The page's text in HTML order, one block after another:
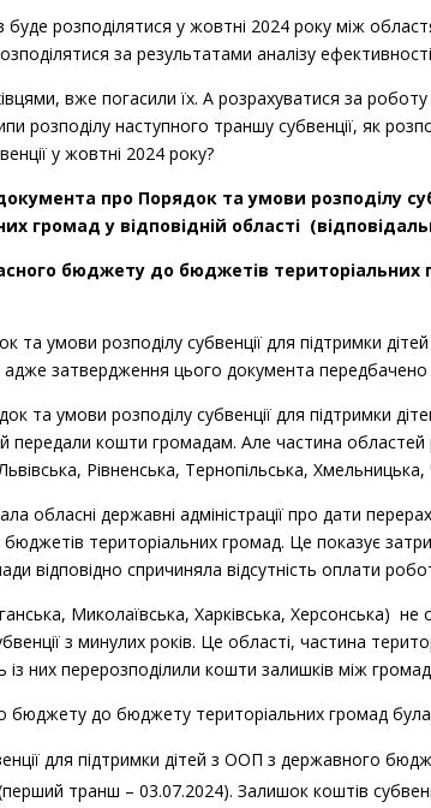
громада
Невиплата коштів за
громада
Невиплата заробітної плати
Невиплата заробітної плати
громада
міська громада
Відсутність оплати за
розподілятися у жовтні 2024 року між
за результатами аналізу
вже погасили їх. А розрахуватися за
розподілу наступного траншу субвенції, як
у жовтні 2024 року?
про Порядок та умови розподілу
у відповідній області
бюджету до бюджетів територіальних
та умови розподілу субвенції для підтримки
адже затвердження цього документа
та умови розподілу субвенції для
й передали кошти громадам. Але частина
Рівненська, Тернопільська, Хмельницька,
обласні державні адміністрації про дати
територіальних громад. Це показує
відповідно спричиняла відсутність оплати
Миколаївська, Харківська, Херсонська) не
з минулих років. Це області, частина
із них перерозподілили кошти залишків між
бюджету до бюджету територіальних громад
для підтримки дітей з ООП з державного
транш – 03.07.2024). Залишок коштів